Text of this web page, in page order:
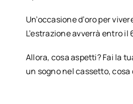
Un’occasione d’oro per
L’estrazione avverrà entro
Allora, cosa aspetti? Fai la
un sogno nel cassetto, cosa